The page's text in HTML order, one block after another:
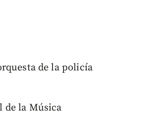
de la policía
de la Música